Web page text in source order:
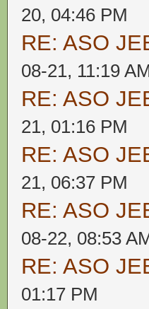
20, 04:46 PM
RE: ASO
08-21, 11:19
RE: ASO
21, 01:16 PM
RE: ASO
21, 06:37 PM
RE: ASO
08-22, 08:53
RE: ASO
01:17 PM